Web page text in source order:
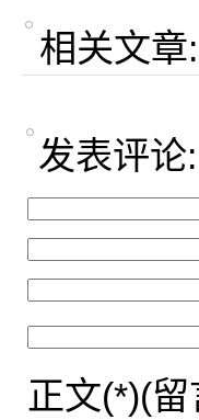
相关文章:
发表评论:
正文(*)(